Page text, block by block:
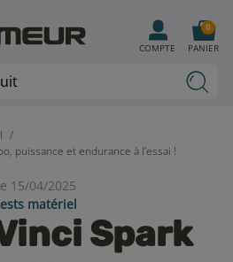
puissance et endurance à l’essai !
15/04/2025
matériel
Spark
COMPTE PANIER
0